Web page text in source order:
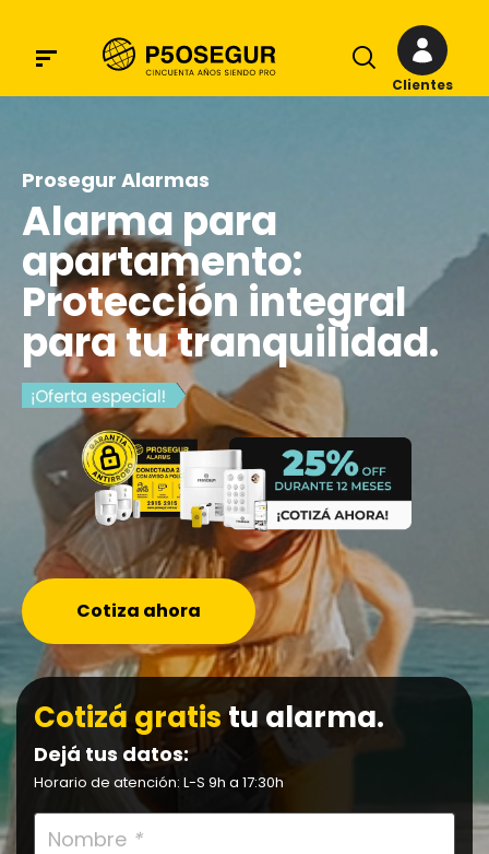
Clientes
Prosegur Alarmas
Alarma para
apartamento:
Protección integral
para tu tranquilidad.
Cotiza ahora
Cotizá gratistu alarma.
Dejá tus datos:
Horario de atención: L-S 9h a 17:30h
Nombre *